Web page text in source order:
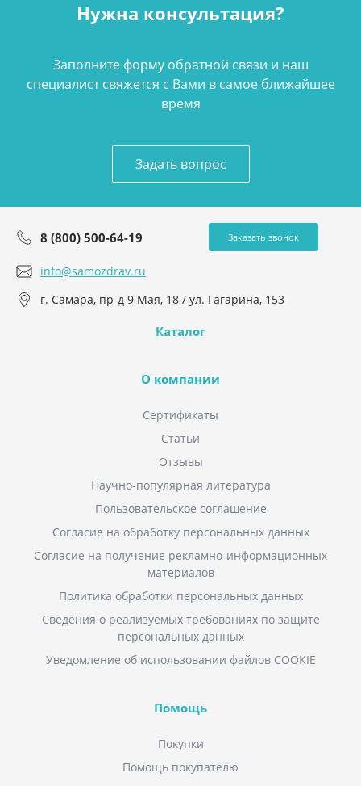
Нужна консультация?
Заполните форму обратной связи и наш
специалист свяжется с Вами в самое ближайшее
время
Задать вопрос
8 (800) 500-64-19 Заказать звонок
info@samozdrav.ru
г. Самара, пр-д 9 Мая, 18 / ул. Гагарина, 153
Каталог
О компании
Сертификаты
Статьи
Отзывы
Научно-популярная литература
Пользовательское соглашение
Согласие на обработку персональных данных
Согласие на получение рекламно-информационных
материалов
Политика обработки персональных данных
Сведения о реализуемых требованиях по защите
персональных данных
Уведомление об использовании файлов COOKIE
Помощь
Покупки
Помощь покупателю